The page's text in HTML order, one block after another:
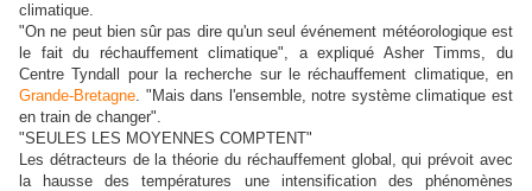
climatique.
"On ne peut bien sûr pas dire qu'un seul événement météorologique est
le fait du réchauffement climatique", a expliqué Asher Timms, du
Centre Tyndall pour la recherche sur le réchauffement climatique, en
Grande-Bretagne. "Mais dans l'ensemble, notre système climatique est
en train de changer".
"SEULES LES MOYENNES COMPTENT"
Les détracteurs de la théorie du réchauffement global, qui prévoit avec
la hausse des températures une intensification des phénomènes